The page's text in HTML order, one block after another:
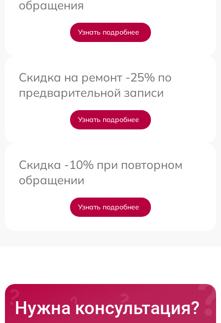
обращения
Узнать подробнее
Скидка на ремонт -25% по
предварительной записи
Узнать подробнее
Скидка -10% при повторном
обращении
Узнать подробнее
Нужна консультация?